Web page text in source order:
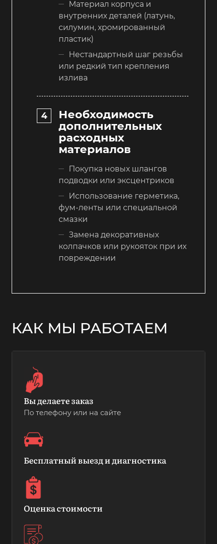
Материал корпуса и
внутренних деталей (латунь,
силумин, хромированный
пластик)
Нестандартный шаг резьбы
или редкий тип крепления
излива
Необходимость
дополнительных
расходных
материалов
Покупка новых шлангов
подводки или эксцентриков
Использование герметика,
фум-ленты или специальной
смазки
Замена декоративных
колпачков или рукояток при их
повреждении
КАК МЫ РАБОТАЕМ
Вы делаете заказ
По телефону или на сайте
Бесплатный выезд и диагностика
Оценка стоимости